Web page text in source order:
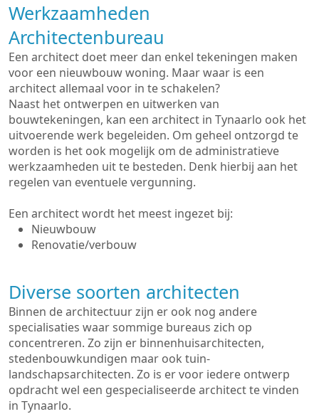
Werkzaamheden
Architectenbureau
Een architect doet meer dan enkel tekeningen maken
voor een nieuwbouw woning. Maar waar is een
architect allemaal voor in te schakelen?
Naast het ontwerpen en uitwerken van
bouwtekeningen, kan een architect in Tynaarlo ook het
uitvoerende werk begeleiden. Om geheel ontzorgd te
worden is het ook mogelijk om de administratieve
werkzaamheden uit te besteden. Denk hierbij aan het
regelen van eventuele vergunning.
Een architect wordt het meest ingezet bij:
Nieuwbouw
Renovatie/verbouw
Diverse soorten architecten
Binnen de architectuur zijn er ook nog andere
specialisaties waar sommige bureaus zich op
concentreren. Zo zijn er binnenhuisarchitecten,
stedenbouwkundigen maar ook tuin-
landschapsarchitecten. Zo is er voor iedere ontwerp
opdracht wel een gespecialiseerde architect te vinden
in Tynaarlo.